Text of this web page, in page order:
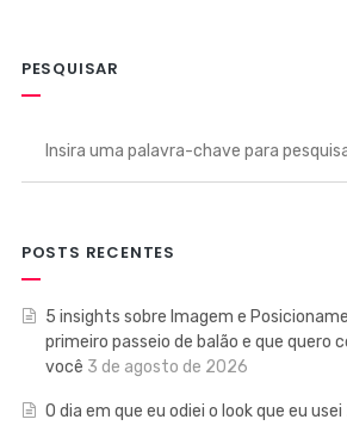
PESQUISAR
POSTS RECENTES
5 insights sobre Imagem e
primeiro passeio de balão e que quero
você 3 de agosto de 2026
O dia em que eu odiei o look que eu usei